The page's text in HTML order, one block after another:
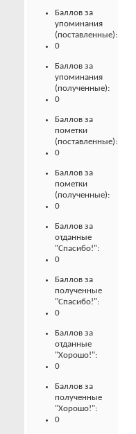
Баллов за
упоминания
(поставленные):
0
Баллов за
упоминания
(полученные):
0
Баллов за
пометки
(поставленные):
0
Баллов за
пометки
(полученные):
0
Баллов за
отданные
"Спасибо!":
0
Баллов за
полученные
"Спасибо!":
0
Баллов за
отданные
"Хорошо!":
0
Баллов за
полученные
"Хорошо!":
0